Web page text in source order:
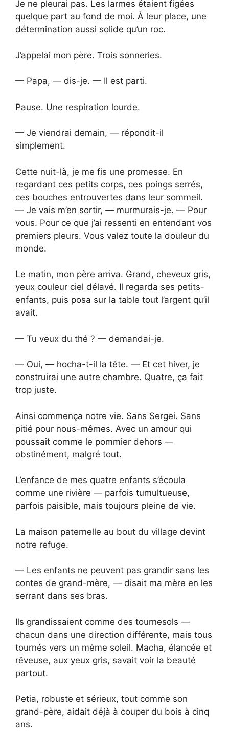
Je ne pleurai pas. Les larmes étaient figées
quelque part au fond de moi. À leur place, une
détermination aussi solide qu’un roc.
J’appelai mon père. Trois sonneries.
— Papa, — dis-je. — Il est parti.
Pause. Une respiration lourde.
— Je viendrai demain, — répondit-il
simplement.
Cette nuit-là, je me fis une promesse. En
regardant ces petits corps, ces poings serrés,
ces bouches entrouvertes dans leur sommeil.
— Je vais m’en sortir, — murmurais-je. — Pour
vous. Pour ce que j’ai ressenti en entendant vos
premiers pleurs. Vous valez toute la douleur du
monde.
Le matin, mon père arriva. Grand, cheveux gris,
yeux couleur ciel délavé. Il regarda ses petits-
enfants, puis posa sur la table tout l’argent qu’il
avait.
— Tu veux du thé ? — demandai-je.
— Oui, — hocha-t-il la tête. — Et cet hiver, je
construirai une autre chambre. Quatre, ça fait
trop juste.
Ainsi commença notre vie. Sans Sergei. Sans
pitié pour nous-mêmes. Avec un amour qui
poussait comme le pommier dehors —
obstinément, malgré tout.
L’enfance de mes quatre enfants s’écoula
comme une rivière — parfois tumultueuse,
parfois paisible, mais toujours pleine de vie.
La maison paternelle au bout du village devint
notre refuge.
— Les enfants ne peuvent pas grandir sans les
contes de grand-mère, — disait ma mère en les
serrant dans ses bras.
Ils grandissaient comme des tournesols —
chacun dans une direction différente, mais tous
tournés vers un même soleil. Macha, élancée et
rêveuse, aux yeux gris, savait voir la beauté
partout.
Petia, robuste et sérieux, tout comme son
grand-père, aidait déjà à couper du bois à cinq
ans.